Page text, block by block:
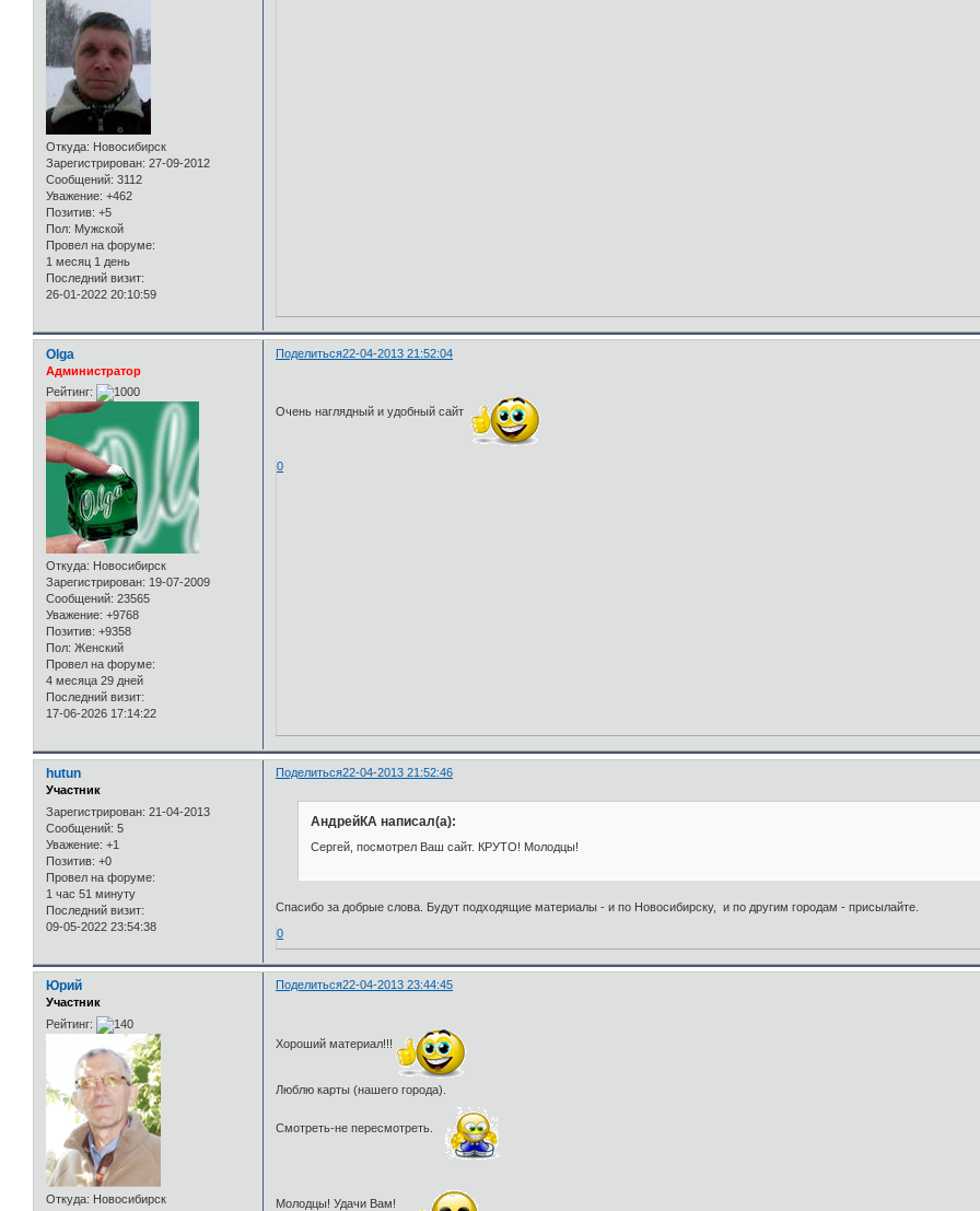
Откуда: Новосибирск
Зарегистрирован: 27-09-2012
Сообщений: 3112
Уважение: +462
Позитив: +5
Пол: Мужской
Провел на форуме:
1 месяц 1 день
Последний визит:
26-01-2022 20:10:59
Поделиться22-04-2013 21:52:04
Olga
Администратор
Рейтинг:
Откуда: Новосибирск
Зарегистрирован: 19-07-2009
Сообщений: 23565
Уважение: +9768
Позитив: +9358
Пол: Женский
Провел на форуме:
4 месяца 29 дней
Последний визит:
17-06-2026 17:14:22
Очень наглядный и удобный сайт
0
Поделиться22-04-2013 21:52:46
hutun
Участник
Зарегистрирован: 21-04-2013
Сообщений: 5
Уважение: +1
Позитив: +0
Провел на форуме:
1 час 51 минуту
Последний визит:
09-05-2022 23:54:38
АндрейКА написал(а):
Сергей, посмотрел Ваш сайт. КРУТО! Молодцы!
Спасибо за добрые слова. Будут подходящие материалы - и по Новосибирску, и по другим городам - присылайте.
0
Поделиться22-04-2013 23:44:45
Юрий
Участник
Рейтинг:
Откуда: Новосибирск
Хороший материал!!!
Люблю карты (нашего города).
Смотреть-не пересмотреть.
Молодцы! Удачи Вам!